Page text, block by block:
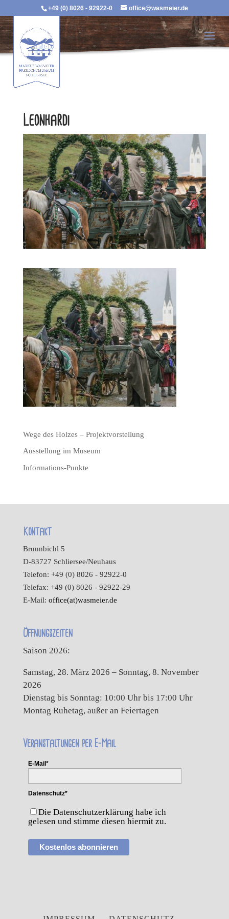
+49 (0) 8026 - 92922-0 office@wasmeier.de
Leonhardi
Wege des Holzes – Projektvorstellung
Ausstellung im Museum
Informations-Punkte
Kontakt
Brunnbichl 5
D-83727 Schliersee/Neuhaus
Telefon: +49 (0) 8026 - 92922-0
Telefax: +49 (0) 8026 - 92922-29
E-Mail: office(at)wasmeier.de
Öffnungszeiten
Saison 2026:
Samstag, 28. März 2026 – Sonntag, 8. November
2026
Dienstag bis Sonntag: 10:00 Uhr bis 17:00 Uhr
Montag Ruhetag, außer an Feiertagen
Veranstaltungen per E-Mail
E-Mail*
Datenschutz*
Die Datenschutzerklärung habe ich
gelesen und stimme diesen hiermit zu.
Kostenlos abonnieren